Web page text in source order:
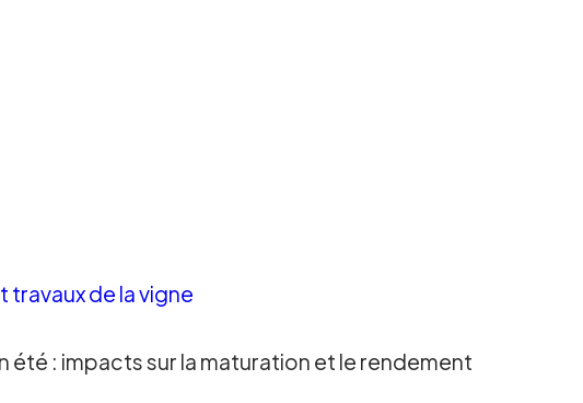
travaux de la vigne
été : impacts sur la maturation et le rendement